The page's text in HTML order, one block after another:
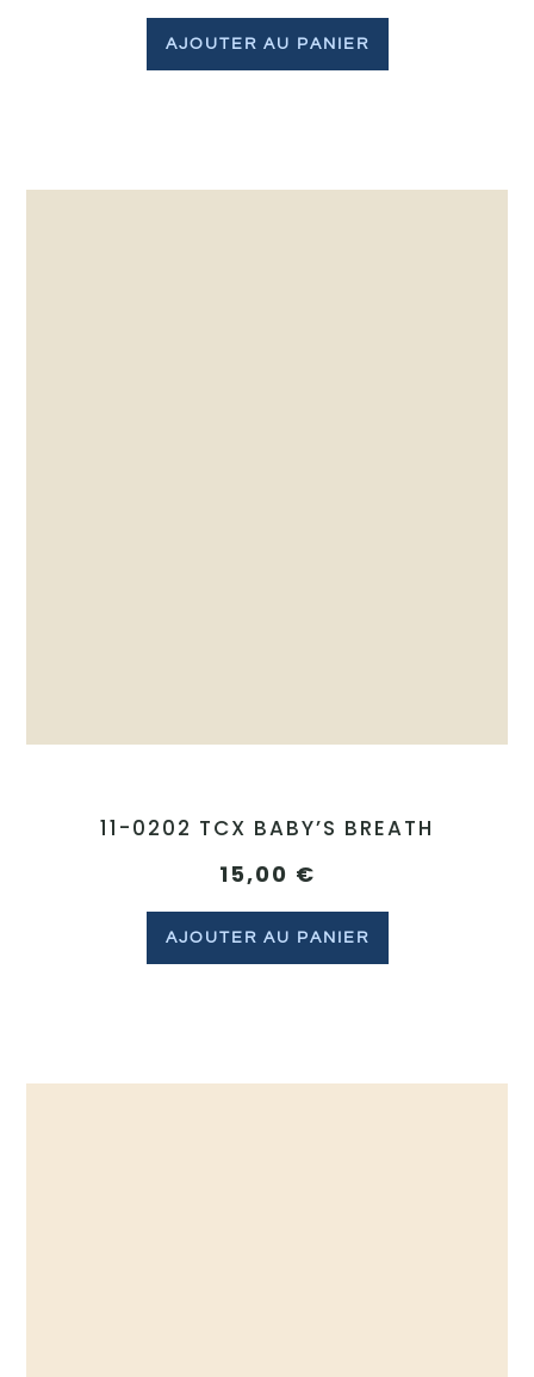
AJOUTER AU PANIER
11-0202 TCX BABY’S BREATH
15,00 €
AJOUTER AU PANIER